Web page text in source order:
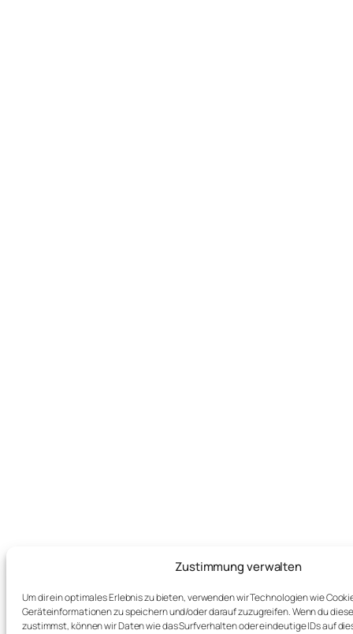
Zustimmung verwalten
Um dir ein optimales Erlebnis zu bieten, verwenden wir Technologien wie
Geräteinformationen zu speichern und/oder darauf zuzugreifen. Wenn du
zustimmst, können wir Daten wie das Surfverhalten oder eindeutige IDs auf